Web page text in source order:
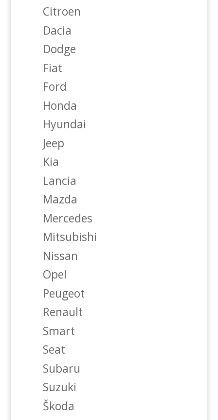
Citroen
Dacia
Dodge
Fiat
Ford
Honda
Hyundai
Jeep
Kia
Lancia
Mazda
Mercedes
Mitsubishi
Nissan
Opel
Peugeot
Renault
Smart
Seat
Subaru
Suzuki
Škoda